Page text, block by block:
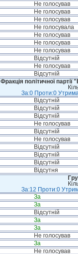
Не голосував
Не голосував
Не голосував
Не голосувала
Не голосував
Не голосував
Не голосував
Відсутній
Не голосував
Відсутній
Фракція політичної
За:0 Проти:0
Відсутній
Відсутній
Відсутній
Не голосував
Відсутній
Не голосував
Відсутній
Відсутній
Відсутній
Відсутня
За:12 Проти:0
За
За
Відсутній
За
За
Не голосував
За
Не голосував